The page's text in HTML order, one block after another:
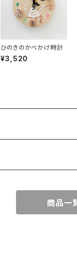
ひのきのかべかけ時計
¥3,520
商品一